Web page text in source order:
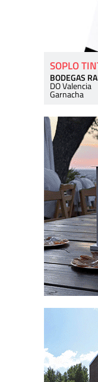
SOPLO
BODEGAS
DO Valencia
Garnacha